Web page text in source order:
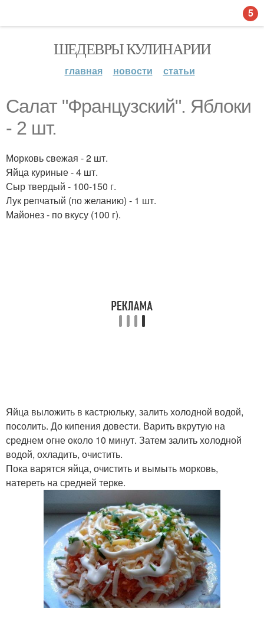
ШЕДЕВРЫ КУЛИНАРИИ
главная новости статьи
Салат "Французский". Яблоки
- 2 шт.
Морковь свежая - 2 шт.
Яйца куриные - 4 шт.
Сыр твердый - 100-150 г.
Лук репчатый (по желанию) - 1 шт.
Майонез - по вкусу (100 г).
Яйца выложить в кастрюльку, залить холодной водой,
посолить. До кипения довести. Варить вкрутую на
среднем огне около 10 минут. Затем залить холодной
водой, охладить, очистить.
Пока варятся яйца, очистить и вымыть морковь,
натереть на средней терке.
5